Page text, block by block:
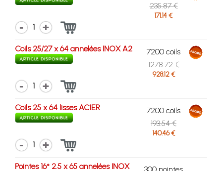
235.87 €
171.14 €
1
Coils 25/27 x 64 annelées INOX A2
7200 coils
1278.72 €
928.12 €
1
Coils 25 x 64 lisses ACIER
7200 coils
193.54 €
140.46 €
1
Pointes 16° 2.5 x 65 annelées INOX
300 pointes